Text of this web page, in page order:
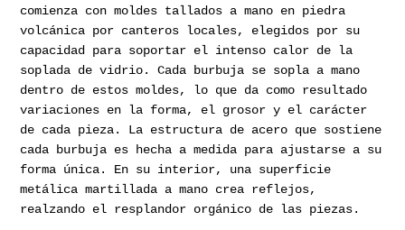
comienza con moldes tallados a mano en piedra
volcánica por canteros locales, elegidos por su
capacidad para soportar el intenso calor de la
soplada de vidrio. Cada burbuja se sopla a mano
dentro de estos moldes, lo que da como resultado
variaciones en la forma, el grosor y el carácter
de cada pieza. La estructura de acero que sostiene
cada burbuja es hecha a medida para ajustarse a su
forma única. En su interior, una superficie
metálica martillada a mano crea reflejos,
realzando el resplandor orgánico de las piezas.